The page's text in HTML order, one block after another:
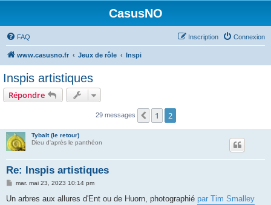
CasusNO
FAQ Connexion
Inscription
www.casusno.fr Jeux de rôle Inspi
Inspis artistiques
Répondre
29 messages Précédent
1 2
Tybalt (le retour)
Dieu d'après le panthéon
Re: Inspis artistiques
M
s
mar. mai 23, 2023 10:14 pm
Un arbres aux allures d'Ent ou de Huorn, photographié par Tim Smalley